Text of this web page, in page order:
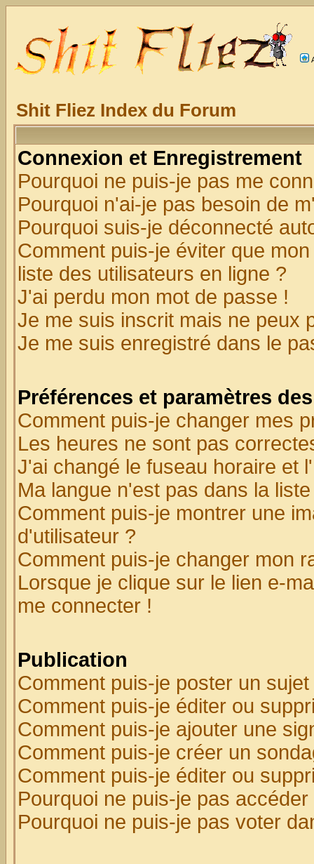
Shit Fliez Index du Forum
Connexion et Enregistrement
Pourquoi ne puis-je pas me
Pourquoi n'ai-je pas besoin de
Pourquoi suis-je déconnecté
Comment puis-je éviter que
liste des utilisateurs en ligne ?
J'ai perdu mon mot de passe !
Je me suis inscrit mais ne peux
Je me suis enregistré dans le
Préférences et paramètres
Comment puis-je changer mes
Les heures ne sont pas
J'ai changé le fuseau horaire et
Ma langue n'est pas dans la
Comment puis-je montrer une
d'utilisateur ?
Comment puis-je changer mon
Lorsque je clique sur le lien e-
me connecter !
Publication
Comment puis-je poster un
Comment puis-je éditer ou
Comment puis-je ajouter une
Comment puis-je créer un
Comment puis-je éditer ou
Pourquoi ne puis-je pas
Pourquoi ne puis-je pas voter